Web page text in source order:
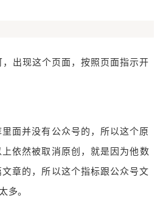
出现这个页面，按照页面指示开
面并没有公众号的，所以这个原
依然被取消原创，就是因为他数
章的，所以这个指标跟公众号文
多。